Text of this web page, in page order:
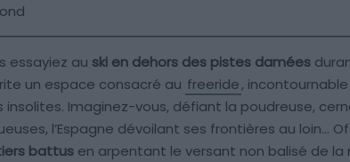
essayiez au ski en dehors des pistes damées
un espace consacré au freeride,
insolites. Imaginez-vous, défiant la poudreuse,
l’Espagne dévoilant ses frontières au loin…
battus en arpentant le versant non balisé de la